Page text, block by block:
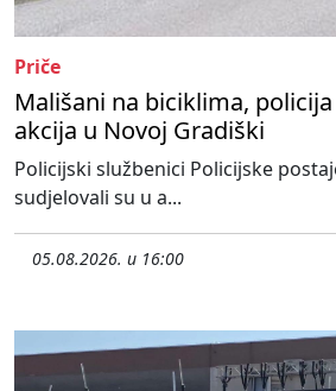
Priče
Mališani na biciklima,
akcija u Novoj Gradiški
Policijski službenici Policijske
sudjelovali su u a...
05.08.2026. u 16:00